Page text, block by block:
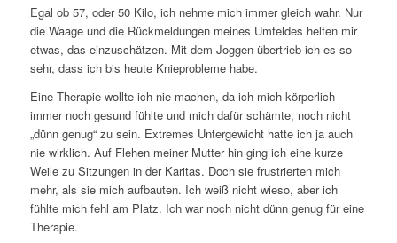
Egal ob 57, oder 50 Kilo, ich nehme mich immer gleich wahr. Nur
die Waage und die Rückmeldungen meines Umfeldes helfen mir
etwas, das einzuschätzen. Mit dem Joggen übertrieb ich es so
sehr, dass ich bis heute Knieprobleme habe.
Eine Therapie wollte ich nie machen, da ich mich körperlich
immer noch gesund fühlte und mich dafür schämte, noch nicht
„dünn genug“ zu sein. Extremes Untergewicht hatte ich ja auch
nie wirklich. Auf Flehen meiner Mutter hin ging ich eine kurze
Weile zu Sitzungen in der Karitas. Doch sie frustrierten mich
mehr, als sie mich aufbauten. Ich weiß nicht wieso, aber ich
fühlte mich fehl am Platz. Ich war noch nicht dünn genug für eine
Therapie.